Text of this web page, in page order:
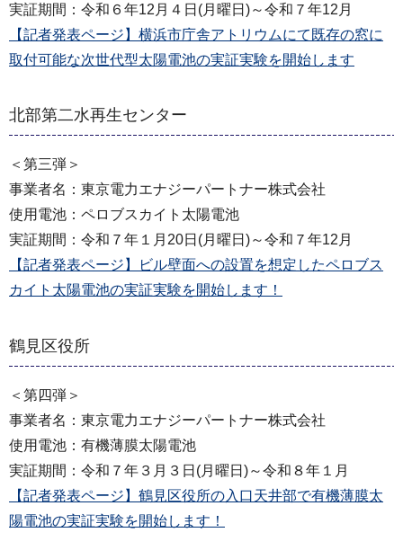
実証期間：令和６年12月４日(月曜日)～令和７年12月
【記者発表ページ】横浜市庁舎アトリウムにて既存の窓に
取付可能な次世代型太陽電池の実証実験を開始します
北部第二水再生センター
＜第三弾＞
事業者名：東京電力エナジーパートナー株式会社
使用電池：ペロブスカイト太陽電池
実証期間：令和７年１月20日(月曜日)～令和７年12月
【記者発表ページ】ビル壁面への設置を想定したペロブス
カイト太陽電池の実証実験を開始します！
鶴見区役所
＜第四弾＞
事業者名：東京電力エナジーパートナー株式会社
使用電池：有機薄膜太陽電池
実証期間：令和７年３月３日(月曜日)～令和８年１月
【記者発表ページ】鶴見区役所の入口天井部で有機薄膜太
陽電池の実証実験を開始します！